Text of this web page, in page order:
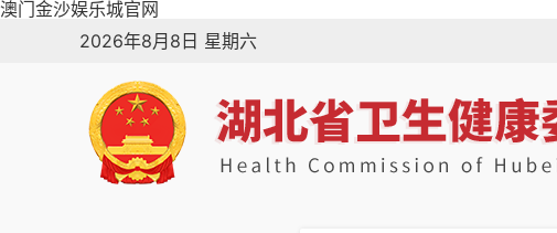
澳门金沙娱乐城官网
2026年8月8日 星期六